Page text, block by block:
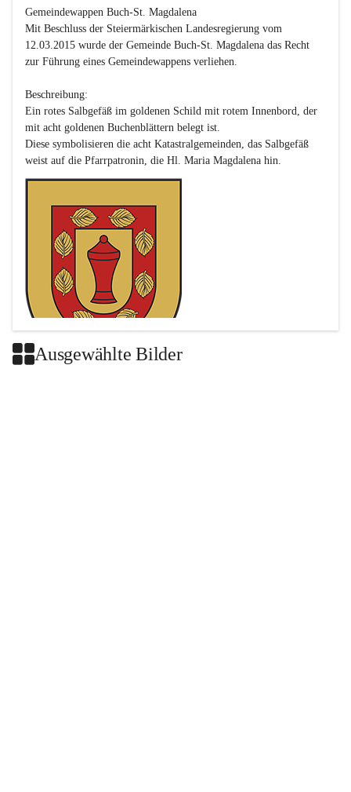
Gemeindewappen Buch-St. Magdalena
Mit Beschluss der Steiermärkischen Landesregierung vom
12.03.2015 wurde der Gemeinde Buch-St. Magdalena das Recht
zur Führung eines Gemeindewappens verliehen.
Beschreibung:
Ein rotes Salbgefäß im goldenen Schild mit rotem Innenbord, der
mit acht goldenen Buchenblättern belegt ist.
Diese symbolisieren die acht Katastralgemeinden, das Salbgefäß
Ausgewählte Bilder